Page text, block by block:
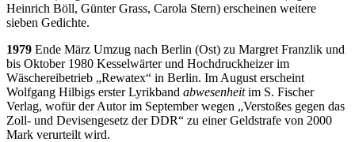
Heinrich Böll, Günter Grass, Carola Stern) erscheinen weitere
sieben Gedichte.
1979 Ende März Umzug nach Berlin (Ost) zu Margret Franzlik und
bis Oktober 1980 Kesselwärter und Hochdruckheizer im
Wäschereibetrieb „Rewatex“ in Berlin. Im August erscheint
Wolfgang Hilbigs erster Lyrikband abwesenheitim S. Fischer
Verlag, wofür der Autor im September wegen „Verstoßes gegen das
Zoll- und Devisengesetz der DDR“ zu einer Geldstrafe von 2000
Mark verurteilt wird.